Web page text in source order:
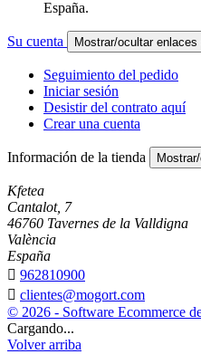
España.
Su cuenta Mostrar/ocultar
Seguimiento del pedido
Iniciar sesión
Desistir del contrato aquí
Crear una cuenta
Información de la tienda
Kfetea
Cantalot, 7
46760 Tavernes de la Valldigna
València
España
 962810900
 clientes@mogort.com
© 2026 - Software Ecommerce
Cargando...
Volver arriba